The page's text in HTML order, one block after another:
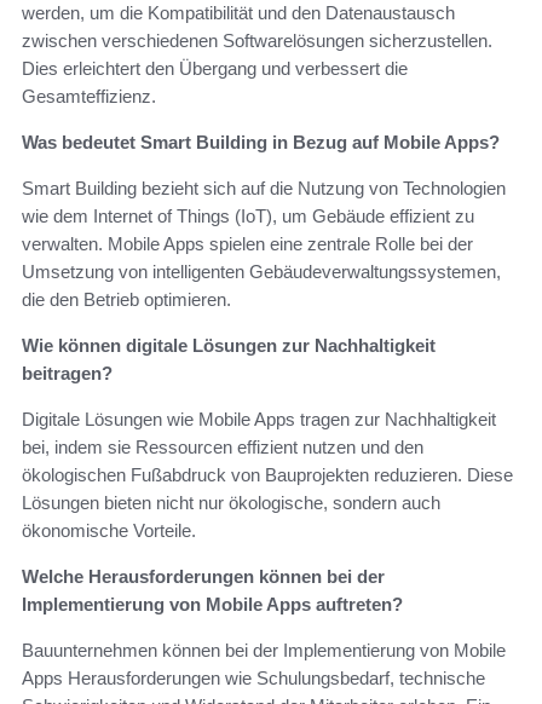
werden, um die Kompatibilität und den Datenaustausch
zwischen verschiedenen Softwarelösungen sicherzustellen.
Dies erleichtert den Übergang und verbessert die
Gesamteffizienz.
Was bedeutet Smart Building in Bezug auf Mobile Apps?
Smart Building bezieht sich auf die Nutzung von Technologien
wie dem Internet of Things (IoT), um Gebäude effizient zu
verwalten. Mobile Apps spielen eine zentrale Rolle bei der
Umsetzung von intelligenten Gebäudeverwaltungssystemen,
die den Betrieb optimieren.
Wie können digitale Lösungen zur Nachhaltigkeit
beitragen?
Digitale Lösungen wie Mobile Apps tragen zur Nachhaltigkeit
bei, indem sie Ressourcen effizient nutzen und den
ökologischen Fußabdruck von Bauprojekten reduzieren. Diese
Lösungen bieten nicht nur ökologische, sondern auch
ökonomische Vorteile.
Welche Herausforderungen können bei der
Implementierung von Mobile Apps auftreten?
Bauunternehmen können bei der Implementierung von Mobile
Apps Herausforderungen wie Schulungsbedarf, technische